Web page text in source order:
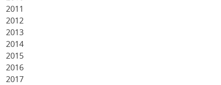
2011
2012
2013
2014
2015
2016
2017